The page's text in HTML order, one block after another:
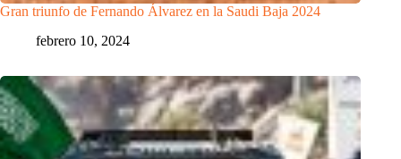
Gran triunfo de Fernando Álvarez en la Saudi Baja 2024
febrero 10, 2024